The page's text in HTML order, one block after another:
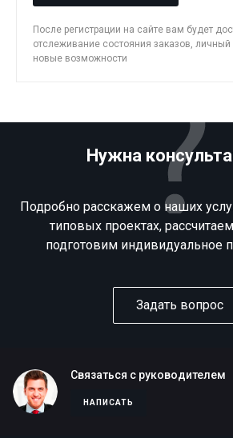
После регистрации на сайте вам будет
отслеживание состояния заказов, личный
новые возможности
Нужна
Подробно расскажем о наших
типовых проектах,
подготовим индивидуальное
Задать вопрос
Связаться с руководителем
НАПИСАТЬ